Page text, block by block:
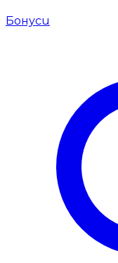
Бонуси